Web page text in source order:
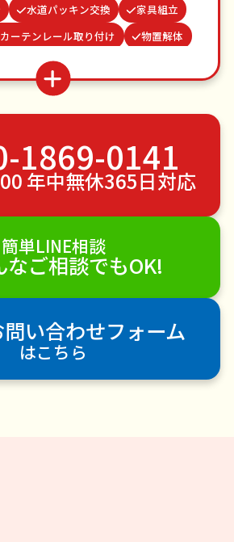
水道パッキン交換
家具組立
カーテンレール取り付け
物置解体
ベランダ掃除
去
蜂の巣駆除
お庭の水やり
ゴミ屋敷片付け
草刈り・草むしり
引っ越し
植木の剪定
手すり取り付け
ペットのお世話
リーニング
DIY・日曜大工
グ
雪かき・雪下ろし
電球交換
張替え
空き家管理
防草シート施工
ナメクジ駆除
害虫駆除
1869-0141
年中無休365日対応
簡単LINE相談
なご相談でもOK!
い合わせフォーム
はこちら